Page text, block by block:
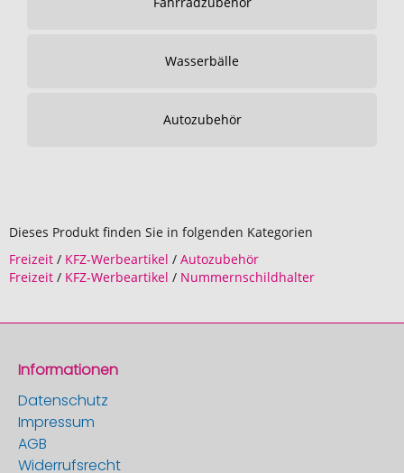
Wasserbälle
Autozubehör
Dieses Produkt finden Sie in folgenden Kategorien
Freizeit / KFZ-Werbeartikel / Autozubehör
Freizeit / KFZ-Werbeartikel / Nummernschildhalter
Informationen
Datenschutz
Impressum
AGB
Widerrufsrecht